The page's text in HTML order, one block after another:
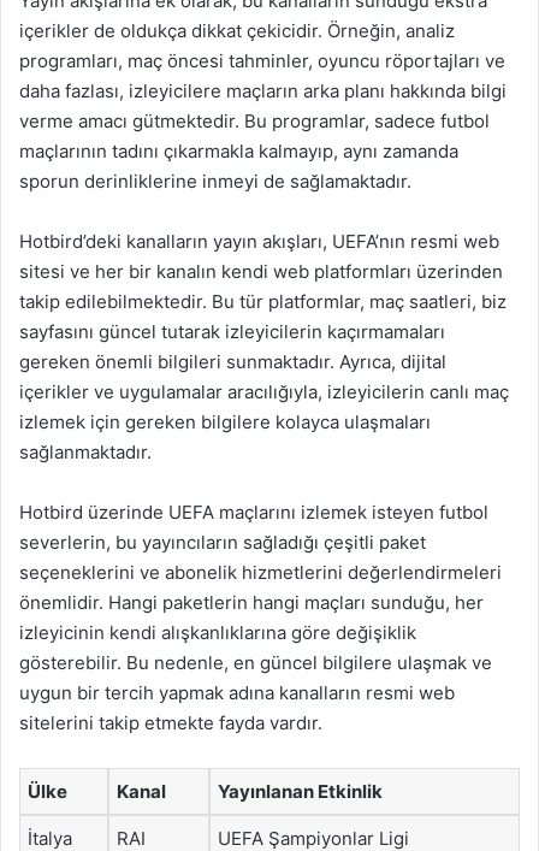
içerikler de oldukça dikkat çekicidir. Örneğin, analiz
programları, maç öncesi tahminler, oyuncu röportajları ve
daha fazlası, izleyicilere maçların arka planı hakkında bilgi
verme amacı gütmektedir. Bu programlar, sadece futbol
maçlarının tadını çıkarmakla kalmayıp, aynı zamanda
sporun derinliklerine inmeyi de sağlamaktadır.
Hotbird’deki kanalların yayın akışları, UEFA’nın resmi web
sitesi ve her bir kanalın kendi web platformları üzerinden
takip edilebilmektedir. Bu tür platformlar, maç saatleri, biz
sayfasını güncel tutarak izleyicilerin kaçırmamaları
gereken önemli bilgileri sunmaktadır. Ayrıca, dijital
içerikler ve uygulamalar aracılığıyla, izleyicilerin canlı maç
izlemek için gereken bilgilere kolayca ulaşmaları
sağlanmaktadır.
Hotbird üzerinde UEFA maçlarını izlemek isteyen futbol
severlerin, bu yayıncıların sağladığı çeşitli paket
seçeneklerini ve abonelik hizmetlerini değerlendirmeleri
önemlidir. Hangi paketlerin hangi maçları sunduğu, her
izleyicinin kendi alışkanlıklarına göre değişiklik
gösterebilir. Bu nedenle, en güncel bilgilere ulaşmak ve
uygun bir tercih yapmak adına kanalların resmi web
sitelerini takip etmekte fayda vardır.
Ülke Kanal Yayınlanan Etkinlik
İtalya RAI UEFA Şampiyonlar Ligi